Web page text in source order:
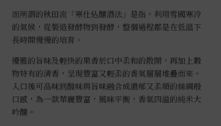
而所謂的秋田流「寒仕込釀酒法」是指，利用雪國寒冷
的氣候，從製造發酵物到發酵，整個過程都是在低溫下
長時間慢慢的培育。
優雅的旨味及輕快的果香於口中柔和的散開，再加上穀
物特有的清香，呈現豐富又輕柔的香氣層層堆疊而來。
入口後可品味到酸味與旨味融合成濃郁又柔順的絲綢般
口感，為一款華麗豐富，風味平衡，香氣四溢的純米大
吟釀。